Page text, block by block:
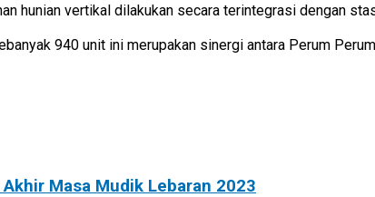
hunian vertikal dilakukan secara terintegrasi dengan
940 unit ini merupakan sinergi antara Perum
Masa Mudik Lebaran 2023